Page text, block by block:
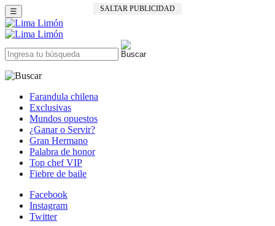
SALTAR PUBLICIDAD
☰
Farandula chilena
Exclusivas
Mundos opuestos
¿Ganar o Servir?
Gran Hermano
Palabra de honor
Top chef VIP
Fiebre de baile
Facebook
Instagram
Twitter